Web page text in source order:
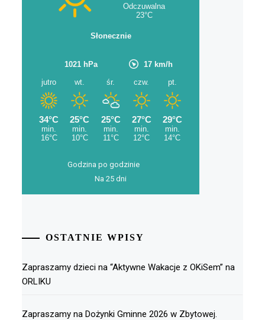
Godzina po godzinie
Na 25 dni
OSTATNIE WPISY
Zapraszamy dzieci na “Aktywne Wakacje z OKiSem” na
ORLIKU
Zapraszamy na Dożynki Gminne 2026 w Zbytowej.